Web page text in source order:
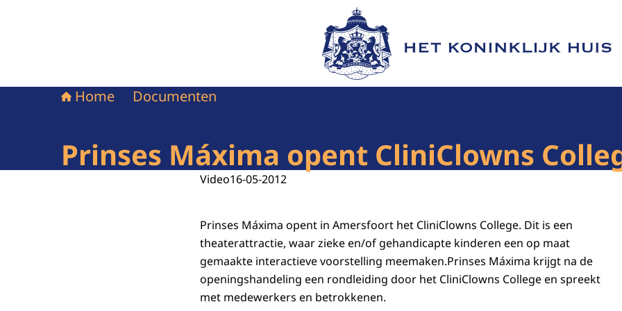
Naar de homepage van Het Koninklijk Huis
Home Documenten
Prinses Máxima opent CliniClowns
Video16-05-2012
Prinses Máxima opent in Amersfoort het CliniClowns College. Dit is een
theaterattractie, waar zieke en/of gehandicapte kinderen een op maat
gemaakte interactieve voorstelling meemaken.Prinses Máxima krijgt na de
openingshandeling een rondleiding door het CliniClowns College en spreekt
met medewerkers en betrokkenen.